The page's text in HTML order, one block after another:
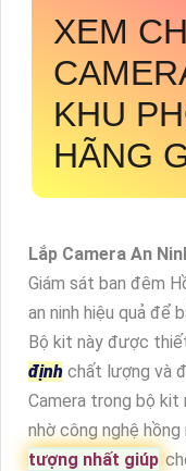
XEM
KHU
HÃNG
Lắp Camera An
Giám sát ban đêm
an ninh hiệu quả để
Bộ kit này được
định chất lượng và
Camera trong bộ kit
nhờ công nghệ
tượng nhất giúp